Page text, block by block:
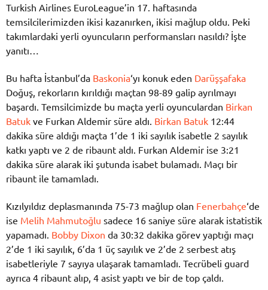
Turkish Airlines EuroLeague’in 17. haftasında
temsilcilerimizden ikisi kazanırken, ikisi mağlup oldu. Peki
takımlardaki yerli oyuncuların performansları nasıldı? İşte
yanıtı…
Bu hafta İstanbul’da Baskonia‘yı konuk eden Darüşşafaka
Doğuş, rekorların kırıldığı maçtan 98-89 galip ayrılmayı
başardı. Temsilcimizde bu maçta yerli oyunculardan Birkan
Batuk ve Furkan Aldemir süre aldı. Birkan Batuk 12:44
dakika süre aldığı maçta 1’de 1 iki sayılık isabetle 2 sayılık
katkı yaptı ve 2 de ribaunt aldı. Furkan Aldemir ise 3:21
dakika süre alarak iki şutunda isabet bulamadı. Maçı bir
ribaunt ile tamamladı.
Kızılyıldız deplasmanında 75-73 mağlup olan Fenerbahçe‘de
ise Melih Mahmutoğlu sadece 16 saniye süre alarak istatistik
yapamadı. Bobby Dixon da 30:32 dakika görev yaptığı maçı
2’de 1 iki sayılık, 6’da 1 üç sayılık ve 2’de 2 serbest atış
isabetleriyle 7 sayıya ulaşarak tamamladı. Tecrübeli guard
ayrıca 4 ribaunt alıp, 4 asist yaptı ve bir de top çaldı.